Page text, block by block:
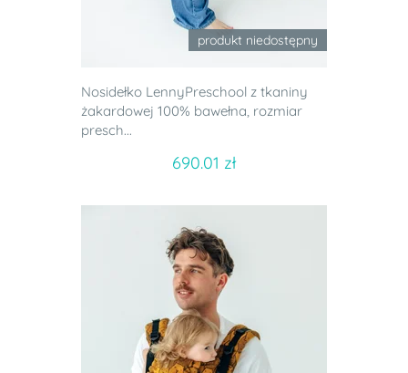
produkt niedostępny
Nosidełko LennyPreschool z tkaniny
żakardowej 100% bawełna, rozmiar
presch...
690.01 zł